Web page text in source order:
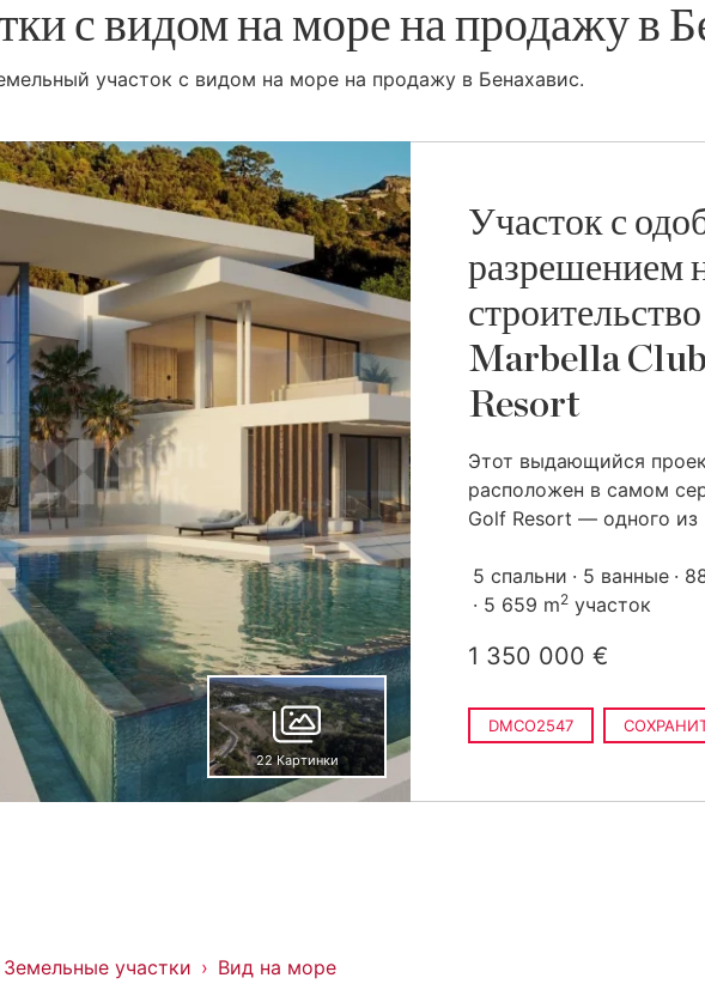
с видом на море на продажу в
участок с видом на море на продажу в Бенахавис.
22 Картинки
Участок с
разрешением
Marbella
Resort
Этот выдающийся
расположен в самом
Golf Resort — одного из
5 спальни 5 ванные
5 659 m2 участок
1 350 000 €
DMCO2547
Земельные участки Вид на море